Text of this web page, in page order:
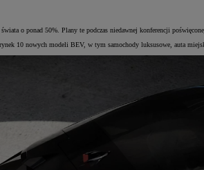
o ponad 50%. Plany te podczas niedawnej konferencji
10 nowych modeli BEV, w tym samochody luksusowe, auta